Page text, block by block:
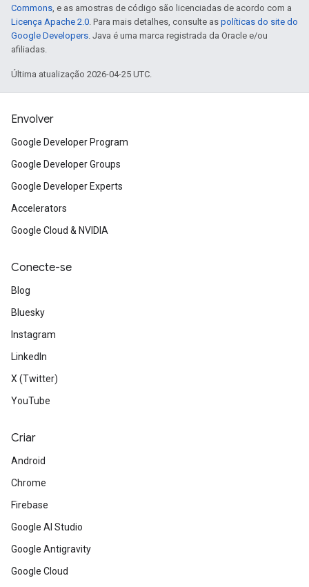
Commons, e as amostras de código são licenciadas de acordo com a
Licença Apache 2.0. Para mais detalhes, consulte as políticas do site do
Google Developers. Java é uma marca registrada da Oracle e/ou
afiliadas.
Última atualização 2026-04-25 UTC.
Envolver
Google Developer Program
Google Developer Groups
Google Developer Experts
Accelerators
Google Cloud & NVIDIA
Conecte-se
Blog
Bluesky
Instagram
LinkedIn
X (Twitter)
YouTube
Criar
Android
Chrome
Firebase
Google AI Studio
Google Antigravity
Google Cloud